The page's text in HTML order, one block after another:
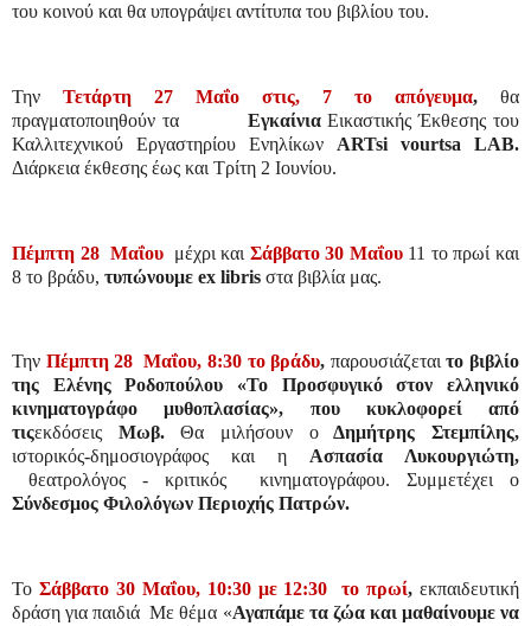
του κοινού και θα υπογράψει αντίτυπα του βιβλίου του.
Την Τετάρτη 27 Μαΐο στις, 7 το απόγευμα, θα
πραγματοποιηθούν τα
ΕγκαίνιαΕικαστικής Έκθεσης του
Καλλιτεχνικού Εργαστηρίου Ενηλίκων
ARTsi vourtsa LAB.
Διάρκεια έκθεσης έως και Τρίτη 2 Ιουνίου.
Πέμπτη 28 Μαΐου μέχρι και Σάββατο 30 Μαΐου11 το πρωί και
8 το βράδυ, τυπώνουμε ex libris στα βιβλία μας.
Την Πέμπτη 28 Μαΐου, 8:30 το βράδυ, παρουσιάζεται το βιβλίο
της Ελένης Ροδοπούλου «Το Προσφυγικό στον ελληνικό
κινηματογράφο μυθοπλασίας», που κυκλοφορεί από
τιςεκδόσεις Μωβ.Θα μιλήσουν οΔημήτρης Στεμπίλης,
ιστορικός-δημοσιογράφος
και η Ασπασία Λυκουργιώτη,
θεατρολόγος - κριτικός
κινηματογράφου.
Συμμετέχει ο
Σύνδεσμος Φιλολόγων Περιοχής Πατρών.
Το Σάββατο 30 Μαΐου, 10:30 με 12:30 το πρωί,εκπαιδευτική
δράση για παιδιά Με θέμα «Αγαπάμε τα ζώα και μαθαίνουμε να